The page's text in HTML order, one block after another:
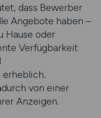
dass Bewerber
Angebote haben –
Hause oder
Verfügbarkeit
von einer
Anzeigen.